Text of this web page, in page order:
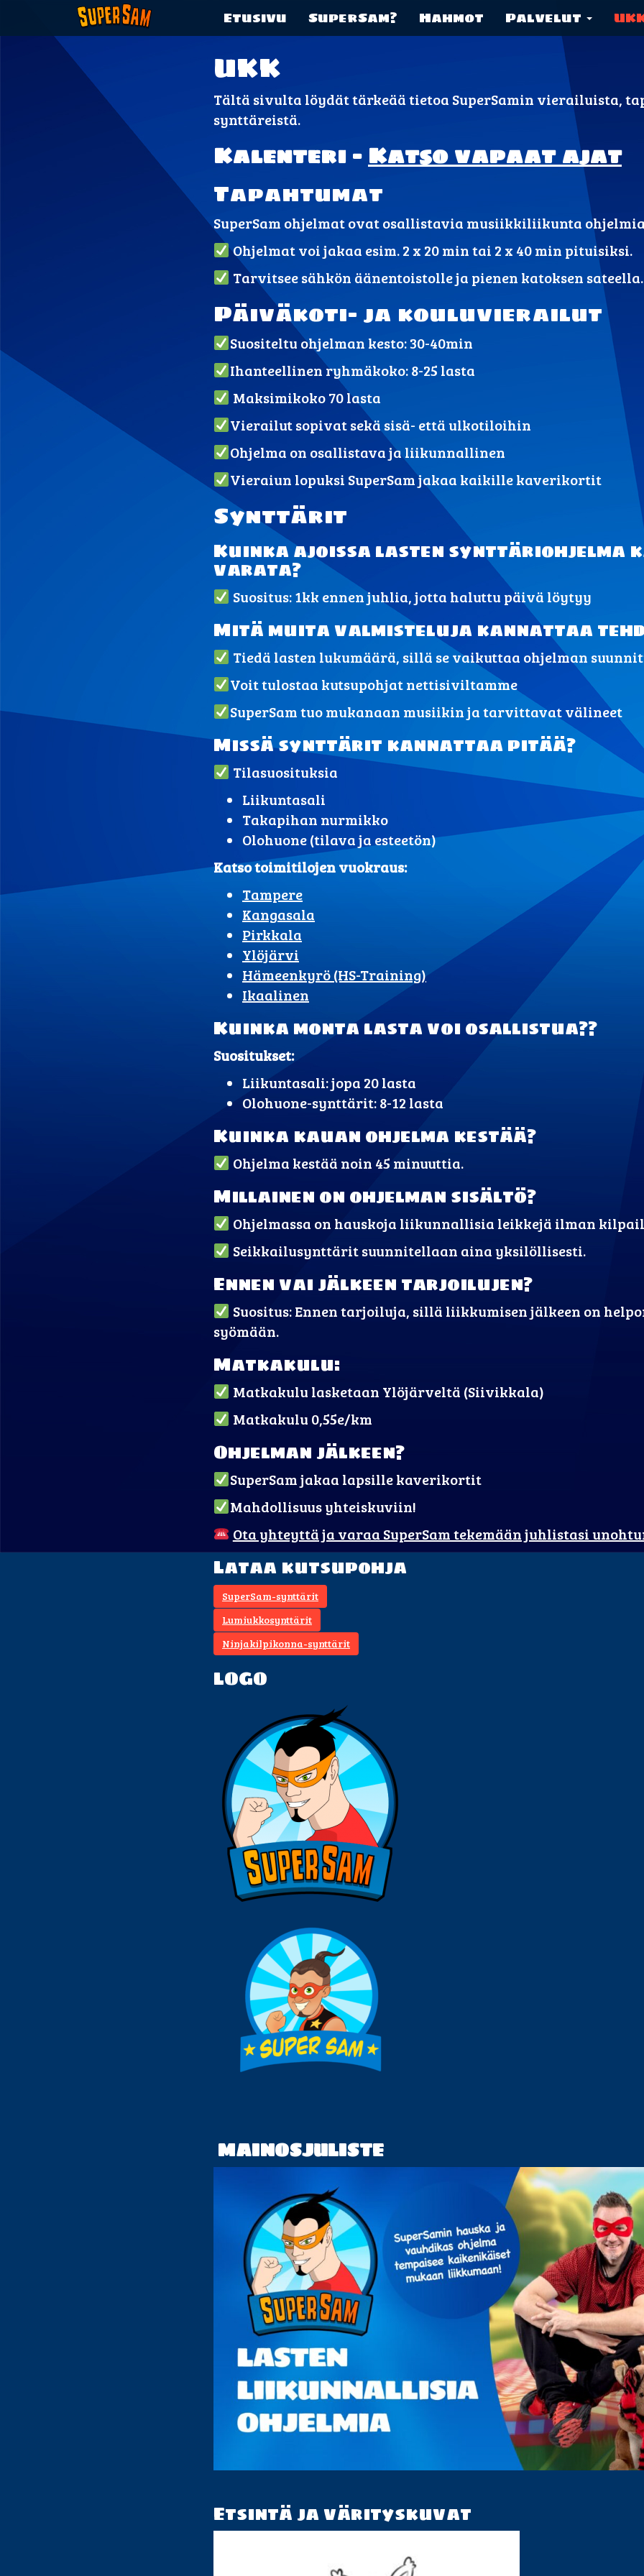
Etusivu SuperSam? Hahmot Palvelut
UKK
Tältä sivulta löydät tärkeää tietoa SuperSamin vierailuista,
synttäreistä.
Kalenteri –Katso vapaat ajat
Tapahtumat
SuperSam ohjelmat ovat osallistavia musiikkiliikunta
Ohjelmat voi jakaa esim. 2 x 20 min tai 2 x 40 min pituisiksi.
Tarvitsee sähkön äänentoistolle ja pienen katoksen sateella.
Päiväkoti- ja kouluvierailut
Suositeltu ohjelman kesto: 30-40min
Ihanteellinen ryhmäkoko: 8-25 lasta
Maksimikoko 70 lasta
Vierailut sopivat sekä sisä- että ulkotiloihin
Ohjelma on osallistava ja liikunnallinen
Vieraiun lopuksi SuperSam jakaa kaikille kaverikortit
Synttärit
Kuinka ajoissa lasten synttäriohjelma
varata?
Suositus: 1kk ennen juhlia, jotta haluttu päivä löytyy
Mitä muita valmisteluja kannattaa
Tiedä lasten lukumäärä, sillä se vaikuttaa ohjelman
Voit tulostaa kutsupohjat nettisiviltamme
SuperSam tuo mukanaan musiikin ja tarvittavat välineet
Missä synttärit kannattaa pitää?
Tilasuosituksia
Liikuntasali
Takapihan nurmikko
Olohuone (tilava ja esteetön)
Katso toimitilojen vuokraus:
Tampere
Kangasala
Pirkkala
Ylöjärvi
Hämeenkyrö (HS-Training)
Ikaalinen
Kuinka monta lasta voi osallistua??
Suositukset:
Liikuntasali: jopa 20 lasta
Olohuone-synttärit: 8-12 lasta
Kuinka kauan ohjelma kestää?
Ohjelma kestää noin 45 minuuttia.
Millainen on ohjelman sisältö?
Ohjelmassa on hauskoja liikunnallisia leikkejä ilman
Seikkailusynttärit suunnitellaan aina yksilöllisesti.
Ennen vai jälkeen tarjoilujen?
Suositus: Ennen tarjoiluja, sillä liikkumisen jälkeen on
syömään.
Matkakulu:
Matkakulu lasketaan Ylöjärveltä (Siivikkala)
Matkakulu 0,55e/km
Ohjelman jälkeen?
SuperSam jakaa lapsille kaverikortit
Mahdollisuus yhteiskuviin!
Ota yhteyttä ja varaa SuperSam tekemään juhlistasi
Lataa kutsupohja
SuperSam-synttärit
Lumiukkosynttärit
Ninjakilpikonna-synttärit
LOGO
MAINOSJULISTE
Etsintä ja värityskuvat